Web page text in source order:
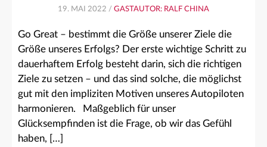
19. MAI 2022 / GASTAUTOR: RALF CHINA
Go Great – bestimmt die Größe unserer Ziele die
Größe unseres Erfolgs? Der erste wichtige Schritt zu
dauerhaftem Erfolg besteht darin, sich die richtigen
Ziele zu setzen – und das sind solche, die möglichst
gut mit den impliziten Motiven unseres Autopiloten
harmonieren. Maßgeblich für unser
Glücksempfinden ist die Frage, ob wir das Gefühl
haben, […]